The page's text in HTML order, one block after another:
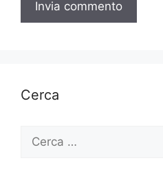
Cerca
per: